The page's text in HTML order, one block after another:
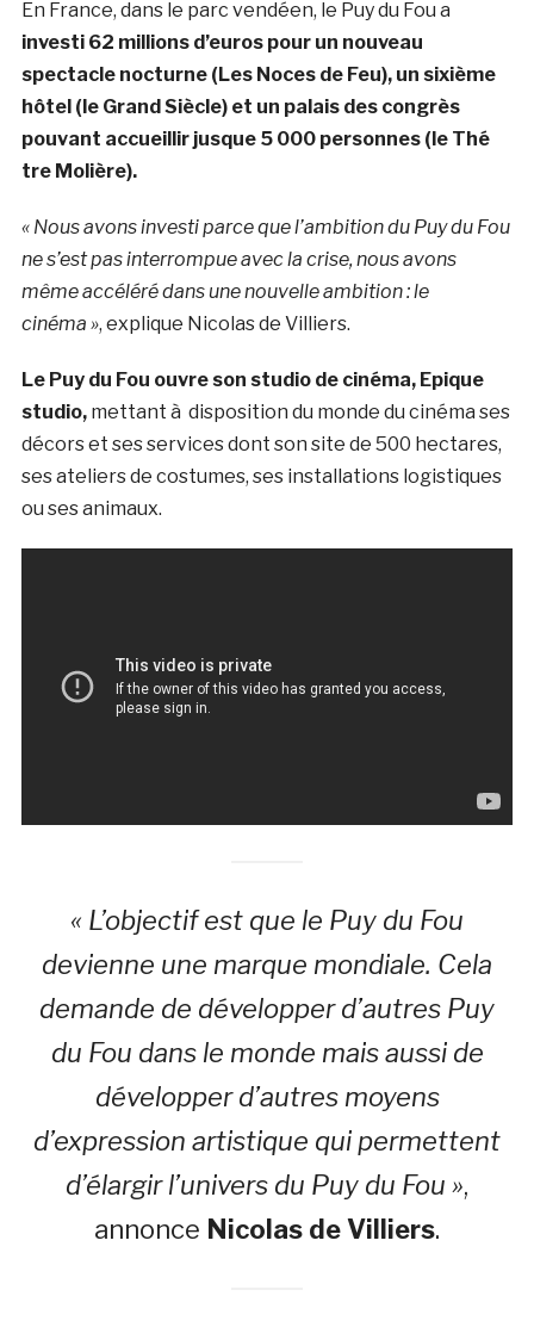
En France, dans le parc vendéen, le Puy du Fou a
investi 62 millions d’euros pour un nouveau
spectacle nocturne (Les Noces de Feu), un sixième
hôtel (le Grand Siècle) et un palais des congrès
pouvant accueillir jusque 5 000 personnes (le Thé
tre Molière).
« Nous avons investi parce que l’ambition du Puy du Fou
ne s’est pas interrompue avec la crise, nous avons
même accéléré dans une nouvelle ambition : le
cinéma », explique Nicolas de Villiers.
Le Puy du Fou ouvre son studio de cinéma, Epique
studio,mettant à disposition du monde du cinéma ses
décors et ses services dont son site de 500 hectares,
ses ateliers de costumes, ses installations logistiques
ou ses animaux.
« L’objectif est que le Puy du Fou
devienne une marque mondiale. Cela
demande de développer d’autres Puy
du Fou dans le monde mais aussi de
développer d’autres moyens
d’expression artistique qui permettent
d’élargir l’univers du Puy du Fou »,
annonce Nicolas de Villiers.